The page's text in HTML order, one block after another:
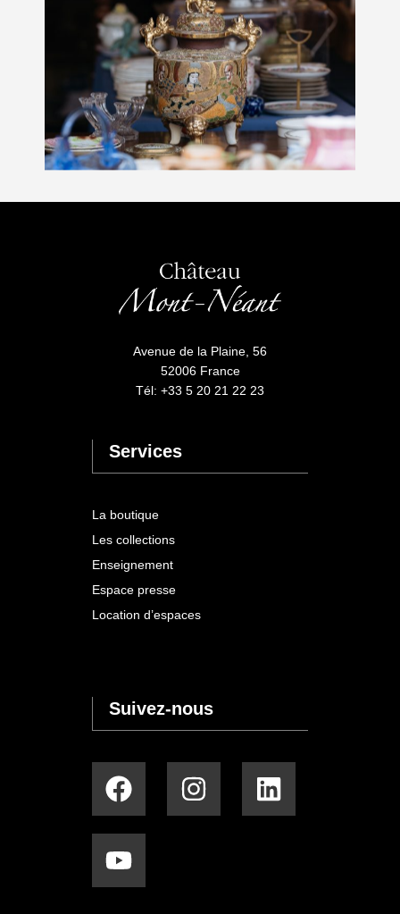
Avenue de la Plaine, 56
52006 France
Tél: +33 5 20 21 22 23
Services
La boutique
Les collections
Enseignement
Espace presse
Location d’espaces
Suivez-nous